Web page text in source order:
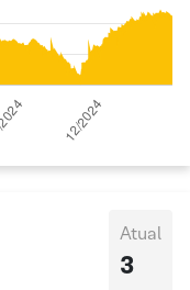
Atual
3